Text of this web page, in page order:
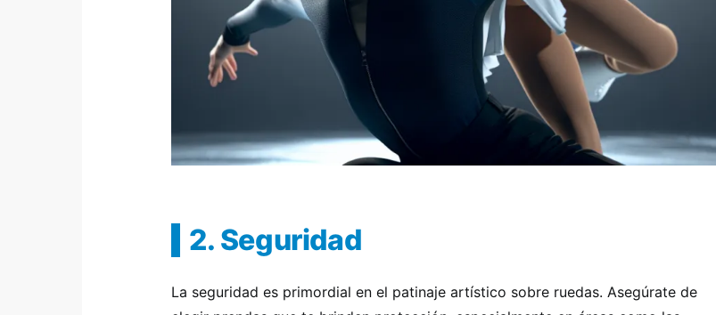
2. Seguridad
La seguridad es primordial en el patinaje artístico sobre ruedas. Asegúrate de